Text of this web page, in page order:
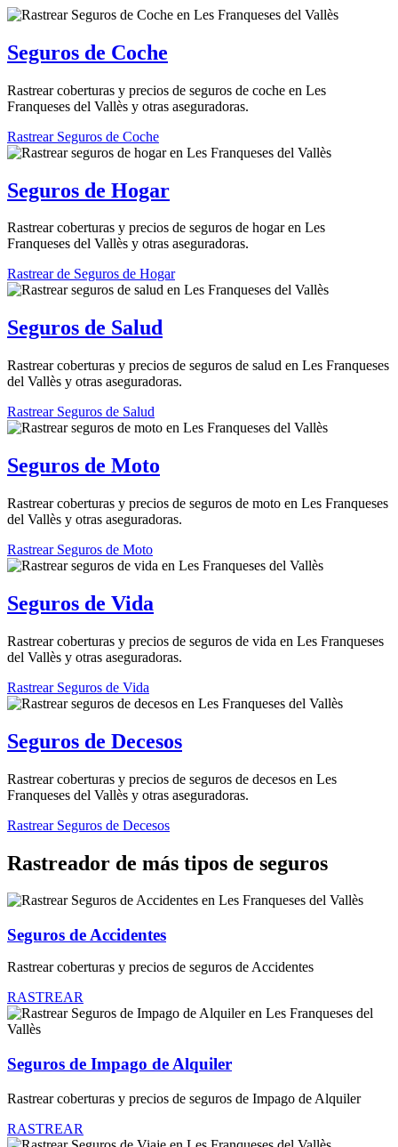
Seguros de Coche
Rastrear coberturas y precios de seguros de coche en Les
Franqueses del Vallès y otras aseguradoras.
Rastrear Seguros de Coche
Seguros de Hogar
Rastrear coberturas y precios de seguros de hogar en Les
Franqueses del Vallès y otras aseguradoras.
Rastrear de Seguros de Hogar
Seguros de Salud
Rastrear coberturas y precios de seguros de salud en Les Franqueses
del Vallès y otras aseguradoras.
Rastrear Seguros de Salud
Seguros de Moto
Rastrear coberturas y precios de seguros de moto en Les Franqueses
del Vallès y otras aseguradoras.
Rastrear Seguros de Moto
Seguros de Vida
Rastrear coberturas y precios de seguros de vida en Les Franqueses
del Vallès y otras aseguradoras.
Rastrear Seguros de Vida
Seguros de Decesos
Rastrear coberturas y precios de seguros de decesos en Les
Franqueses del Vallès y otras aseguradoras.
Rastrear Seguros de Decesos
Rastreador de más tipos de seguros
Seguros de Accidentes
Rastrear coberturas y precios de seguros de Accidentes
RASTREAR
Seguros de Impago de Alquiler
Rastrear coberturas y precios de seguros de Impago de Alquiler
RASTREAR